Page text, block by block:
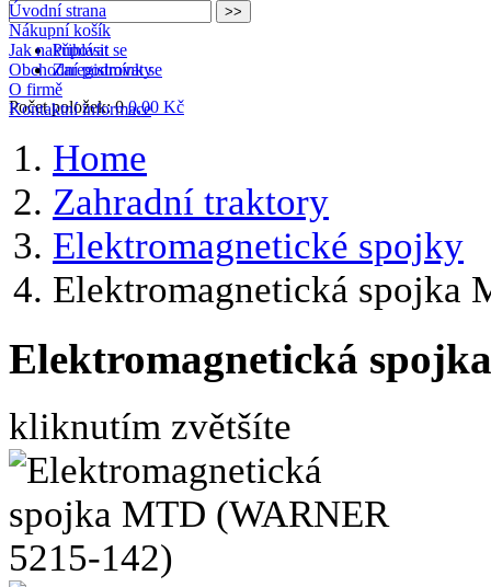
Přihlásit se
Zaregistrovat se
Počet položek: 0 0,00 Kč
Úvodní strana
Nákupní košík
Jak nakupovat
Obchodní podmínky
O firmě
Kontaktní informace
Home
Zahradní traktory
Elektromagnetické spojky
Elektromagnetická spojka
Elektromagnetická
kliknutím zvětšíte